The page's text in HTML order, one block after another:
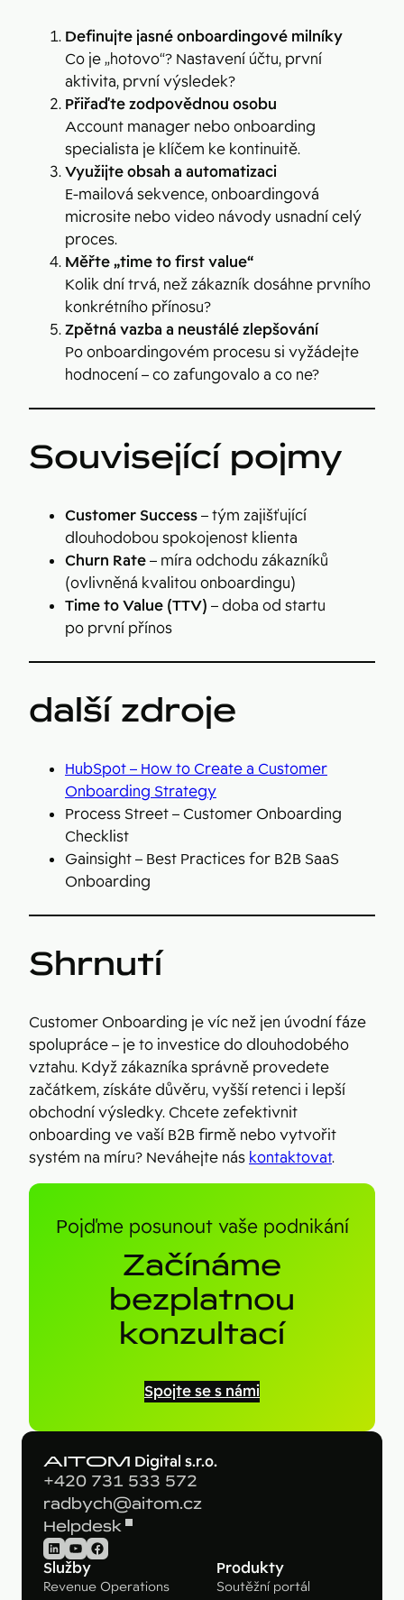
Definujte jasné onboardingové milníky
Co je „hotovo“? Nastavení účtu, první
aktivita, první výsledek?
Přiřaďte zodpovědnou osobu
Account manager nebo onboarding
specialista je klíčem ke kontinuitě.
Využijte obsah a automatizaci
E-mailová sekvence, onboardingová
microsite nebo video návody usnadní celý
proces.
Měřte „time to first value“
Kolik dní trvá, než zákazník dosáhne prvního
konkrétního přínosu?
Zpětná vazba a neustálé zlepšování
Po onboardingovém procesu si vyžádejte
hodnocení – co zafungovalo a co ne?
Související pojmy
Customer Success– tým zajišťující
dlouhodobou spokojenost klienta
Churn Rate– míra odchodu zákazníků
(ovlivněná kvalitou onboardingu)
Time to Value (TTV) – doba od startu
po první přínos
další zdroje
HubSpot – How to Create a Customer
Onboarding Strategy
Process Street – Customer Onboarding
Checklist
Gainsight – Best Practices for B2B SaaS
Onboarding
Shrnutí
Customer Onboarding je víc než jen úvodní fáze
spolupráce – je to investice do dlouhodobého
vztahu. Když zákazníka správně provedete
začátkem, získáte důvěru, vyšší retenci i lepší
obchodní výsledky. Chcete zefektivnit
onboarding ve vaší B2B firmě nebo vytvořit
systém na míru? Neváhejte nás kontaktovat.
Pojďme posunout vaše podnikání
Začínáme
bezplatnou
konzultací
Spojte se s námi
AITOM Digital s.r.o.
+420 731 533 572
radbych@aitom.cz
Helpdesk
LinkedIn
YouTube
Facebook
Služby
Revenue Operations
Produkty
Soutěžní portál